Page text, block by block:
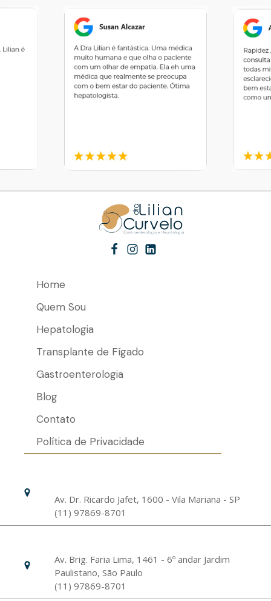
Home
Quem Sou
Hepatologia
Transplante de Fígado
Gastroenterologia
Blog
Contato
Política de Privacidade
Av. Dr. Ricardo Jafet, 1600 - Vila Mariana - SP
(11) 97869-8701
Av. Brig. Faria Lima, 1461 - 6º andar Jardim
Paulistano, São Paulo
(11) 97869-8701